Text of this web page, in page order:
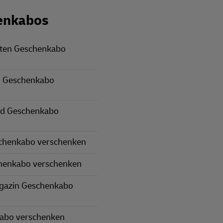
Geschenkabo
Geschenkabo
verschenken
verschenken
Geschenkabo
verschenken